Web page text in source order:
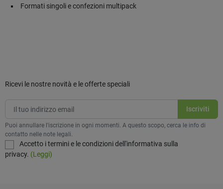
Formati singoli e confezioni multipack
Ricevi le nostre novità e le offerte speciali
Puoi annullare l'iscrizione in ogni momenti. A questo scopo, cerca le info di
contatto nelle note legali.
Accetto i termini e le condizioni dell'informativa sulla
privacy. (Leggi)